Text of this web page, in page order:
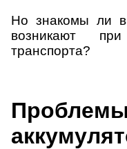
Но знакомы ли
возникают
транспорта?